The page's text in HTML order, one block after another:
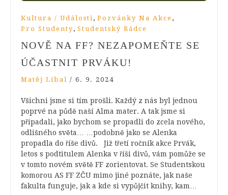
Kultura / Události , Pozvánky Na Akce ,
Pro Studenty, Studentský Rádce
NOVĚ NA FF? NEZAPOMEŇTE SE
ÚČASTNIT PRVÁKU!
Matěj Líbal / 6. 9. 2024
Všichni jsme si tím prošli. Každý z nás byl jednou
poprvé na půdě naší Alma mater. A tak jsme si
připadali, jako bychom se propadli do zcela nového,
odlišného světa… …podobně jako se Alenka
propadla do říše divů. Již třetí ročník akce Prvák,
letos s podtitulem Alenka v říši divů, vám pomůže se
v tomto novém světě FF zorientovat. Se Studentskou
komorou AS FF ZČU mimo jiné poznáte, jak naše
fakulta funguje, jak a kde si vypůjčit knihy, kam…